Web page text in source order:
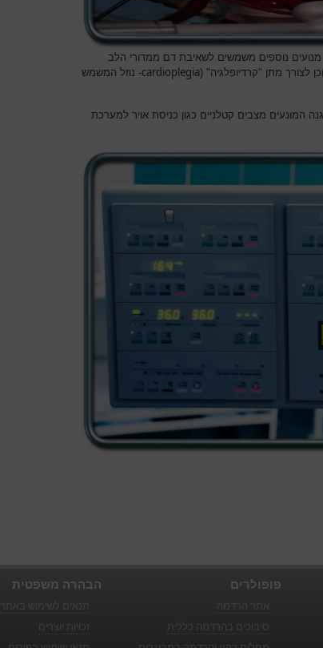
מנועים נוספים משמשים לשאיבת דם ממדורי הלב
לצורך מתן "קרדיופלגיה" (cardioplegia- נוזל המשמש
המונעים מצבים קטלניים כגון כניסת אויר למערכת
הבהרה משפטית
זכויות יוצרים
פופולרים
סיבוכים בהרדמה כללית